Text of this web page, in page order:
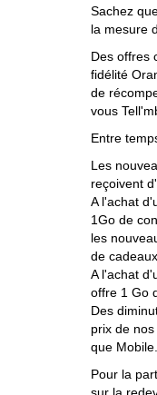
Sachez
la mesure
Des offres
fidélité
de
vous
Entre
Les
reçoivent
A l'achat
1Go de
les
de
A l'achat
offre 1 Go
Des
prix de
que Mobile.
Pour la